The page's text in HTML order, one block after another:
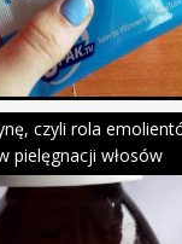
czyli rola
pielęgnacji włosów